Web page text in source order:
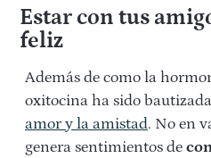
Estar con tus
feliz
Además de como la
oxitocina ha sido
amor y la amistad. No en
genera sentimientos de